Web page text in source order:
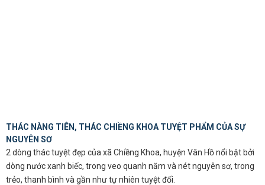
THÁC NÀNG TIÊN, THÁC CHIỀNG KHOA TUYỆT PHẨM CỦA SỰ
NGUYÊN SƠ
2 dòng thác tuyệt đẹp của xã Chiềng Khoa, huyện Vân Hồ nổi bật bởi
dòng nước xanh biếc, trong veo quanh năm và nét nguyên sơ, trong
trẻo, thanh bình và gần như tự nhiên tuyệt đối.